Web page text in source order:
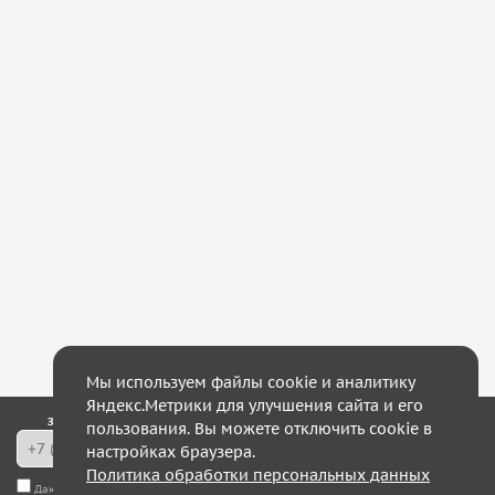
Закажите обратный звонок — в течение 10 минут мы с Вами свяжемся!
Даю согласие на обработку моих персональных данных
Мы используем файлы cookie и аналитику
Яндекс.Метрики для улучшения сайта и его
пользования. Вы можете отключить cookie в
настройках браузера.
Политика обработки персональных данных